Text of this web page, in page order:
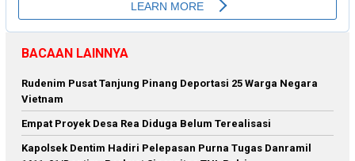
BACAAN LAINNYA
Rudenim Pusat Tanjung Pinang Deportasi 25 Warga Negara
Vietnam
Empat Proyek Desa Rea Diduga Belum Terealisasi
Kapolsek Dentim Hadiri Pelepasan Purna Tugas Danramil